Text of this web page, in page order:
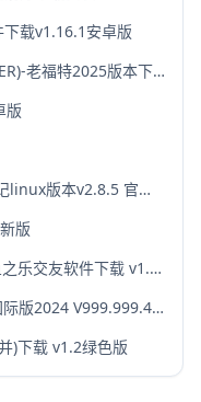
载v1.16.1安卓版
老福特2025最新破解版(网易LOFTER)-老福特2025版本下载v8.1.22
版
为知笔记linux绿色版下载-为知笔记linux版本v2.8.5 官方破解版
版
非鱼之乐app官方破解版下载-非鱼之乐交友软件下载 v1.3.9安卓版
capcut2024最新破解版|capcut国际版2024 V999.999.45 安卓版下载
)下载 v1.2绿色版